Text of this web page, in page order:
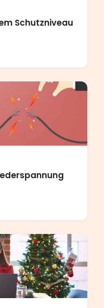
Schutzniveau